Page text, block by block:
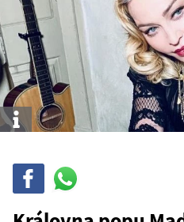
Info
Sdílej
WhatsAppu